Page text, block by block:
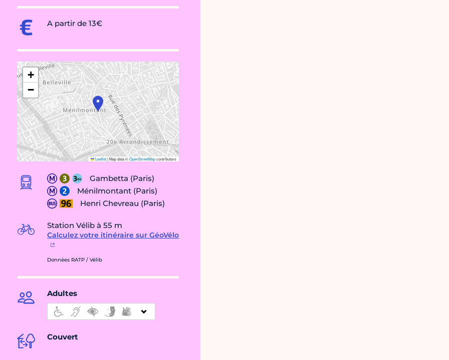
A partir de 13€
+
−
Leaflet|Map data ©OpenStreetMapcontributors
Gambetta (Paris)
Ménilmontant (Paris)
Henri Chevreau (Paris)
Station Vélib à 55 m
Calculez votre itinéraire sur GéoVélo
Données RATP / Vélib
Adultes
Couvert